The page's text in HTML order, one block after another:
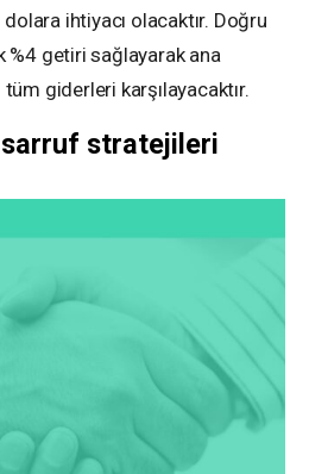
ihtiyacı olacaktır. Doğru
%4 getiri sağlayarak ana
giderleri karşılayacaktır.
stratejileri